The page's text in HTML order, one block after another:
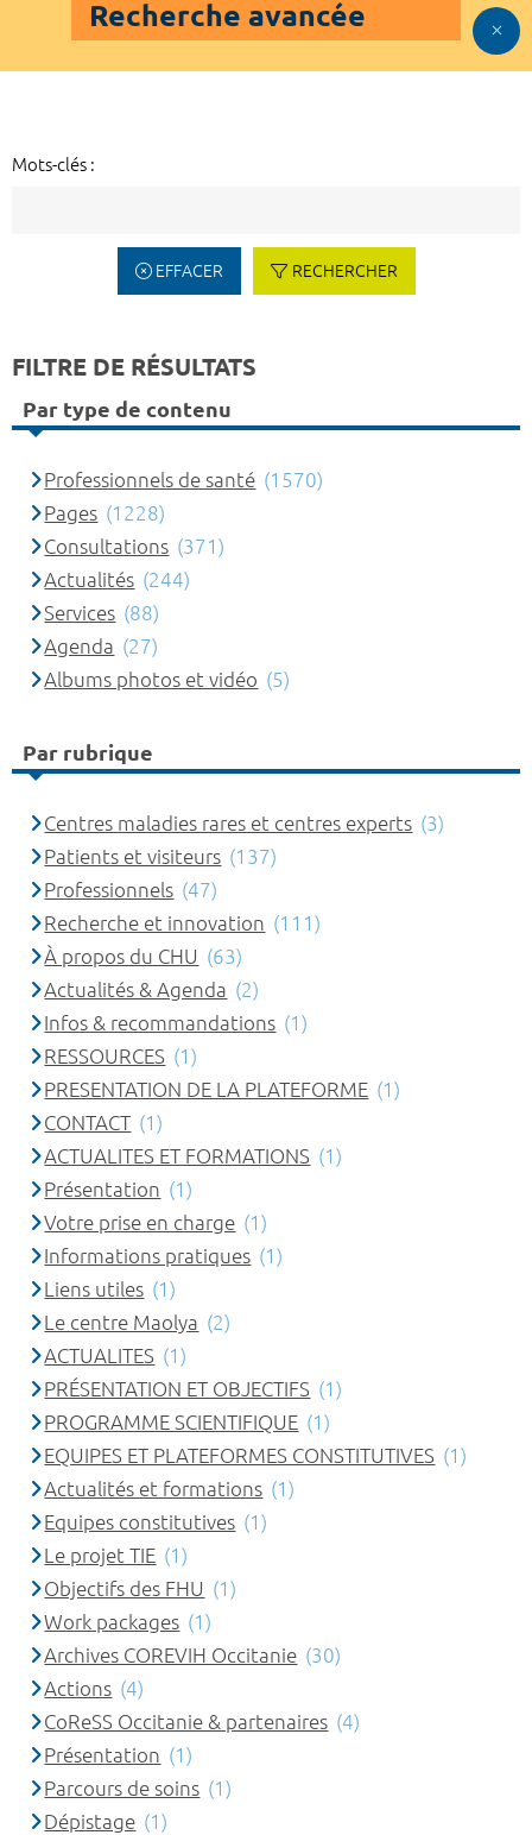
Recherche avancée
Mots-clés :
EFFACER RECHERCHER
FILTRE DE RÉSULTATS
Par type de contenu
Professionnels de santé (1570)
Pages (1228)
Consultations (371)
Actualités (244)
Services (88)
Agenda (27)
Albums photos et vidéo (5)
Par rubrique
Centres maladies rares et centres experts (3)
Patients et visiteurs (137)
Professionnels (47)
Recherche et innovation (111)
À propos du CHU (63)
Actualités & Agenda (2)
Infos & recommandations (1)
RESSOURCES (1)
PRESENTATION DE LA PLATEFORME (1)
CONTACT (1)
ACTUALITES ET FORMATIONS (1)
Présentation (1)
Votre prise en charge (1)
Informations pratiques (1)
Liens utiles (1)
Le centre Maolya (2)
ACTUALITES (1)
PRÉSENTATION ET OBJECTIFS (1)
PROGRAMME SCIENTIFIQUE (1)
EQUIPES ET PLATEFORMES CONSTITUTIVES (1)
Actualités et formations (1)
Equipes constitutives (1)
Le projet TIE (1)
Objectifs des FHU (1)
Work packages (1)
Archives COREVIH Occitanie (30)
Actions (4)
CoReSS Occitanie & partenaires (4)
Présentation (1)
Parcours de soins (1)
Dépistage (1)